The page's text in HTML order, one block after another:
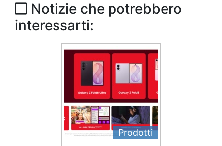
Notizie che potrebbero
interessarti:
Prodotti